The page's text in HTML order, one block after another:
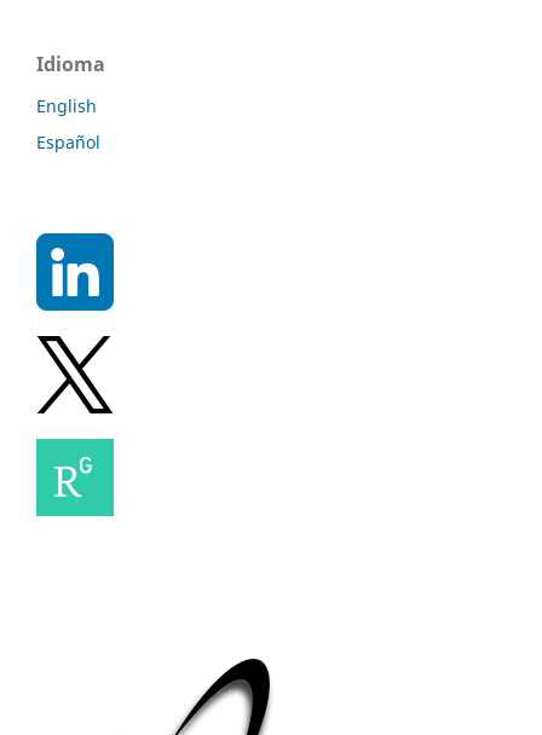
Idioma
English
Español